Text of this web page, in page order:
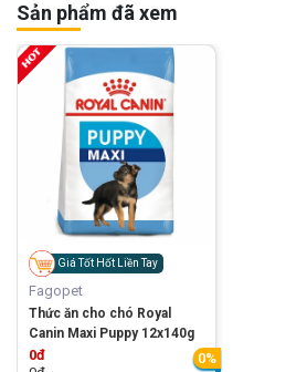
Sản phẩm đã xem
Giá Tốt Hốt Liền Tay
Fagopet
Thức ăn cho chó Royal
Canin Maxi Puppy 12x140g
0đ
0%